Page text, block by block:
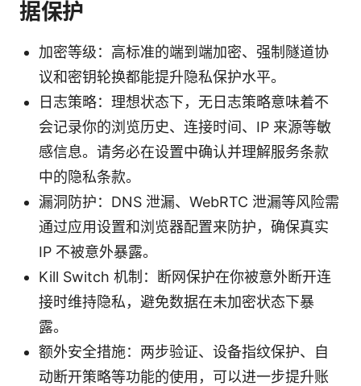
据保护
加密等级：高标准的端到端加密、强制隧道协
议和密钥轮换都能提升隐私保护水平。
日志策略：理想状态下，无日志策略意味着不
会记录你的浏览历史、连接时间、IP 来源等敏
感信息。请务必在设置中确认并理解服务条款
中的隐私条款。
漏洞防护：DNS 泄漏、WebRTC 泄漏等风险需
通过应用设置和浏览器配置来防护，确保真实
IP 不被意外暴露。
Kill Switch 机制：断网保护在你被意外断开连
接时维持隐私，避免数据在未加密状态下暴
露。
额外安全措施：两步验证、设备指纹保护、自
动断开策略等功能的使用，可以进一步提升账